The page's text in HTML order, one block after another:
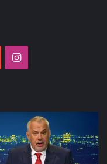
YouTubeInstagram